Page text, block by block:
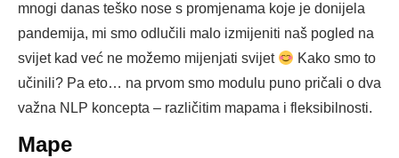
mnogi danas teško nose s promjenama koje je donijela
pandemija, mi smo odlučili malo izmijeniti naš pogled na
svijet kad već ne možemo mijenjati svijet
Kako smo to
učinili? Pa eto… na prvom smo modulu puno pričali o dva
važna NLP koncepta – različitim mapama i fleksibilnosti.
Mape